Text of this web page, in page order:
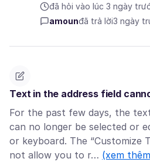
đã hỏi vào lúc 3 ngày
amounđã trả lời3 ngày
Text in the address field
For the past few days, the
can no longer be selected or
or keyboard. The “Customize
not allow you to r… (xem